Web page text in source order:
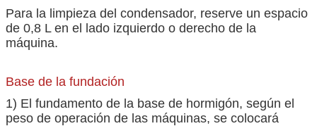
Para la limpieza del condensador, reserve un espacio
de 0,8 L en el lado izquierdo o derecho de la
máquina.
Base de la fundación
1) El fundamento de la base de hormigón, según el
peso de operación de las máquinas, se colocará